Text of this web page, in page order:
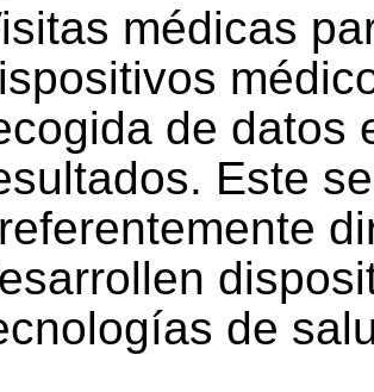
médicas
de datos
Este
de